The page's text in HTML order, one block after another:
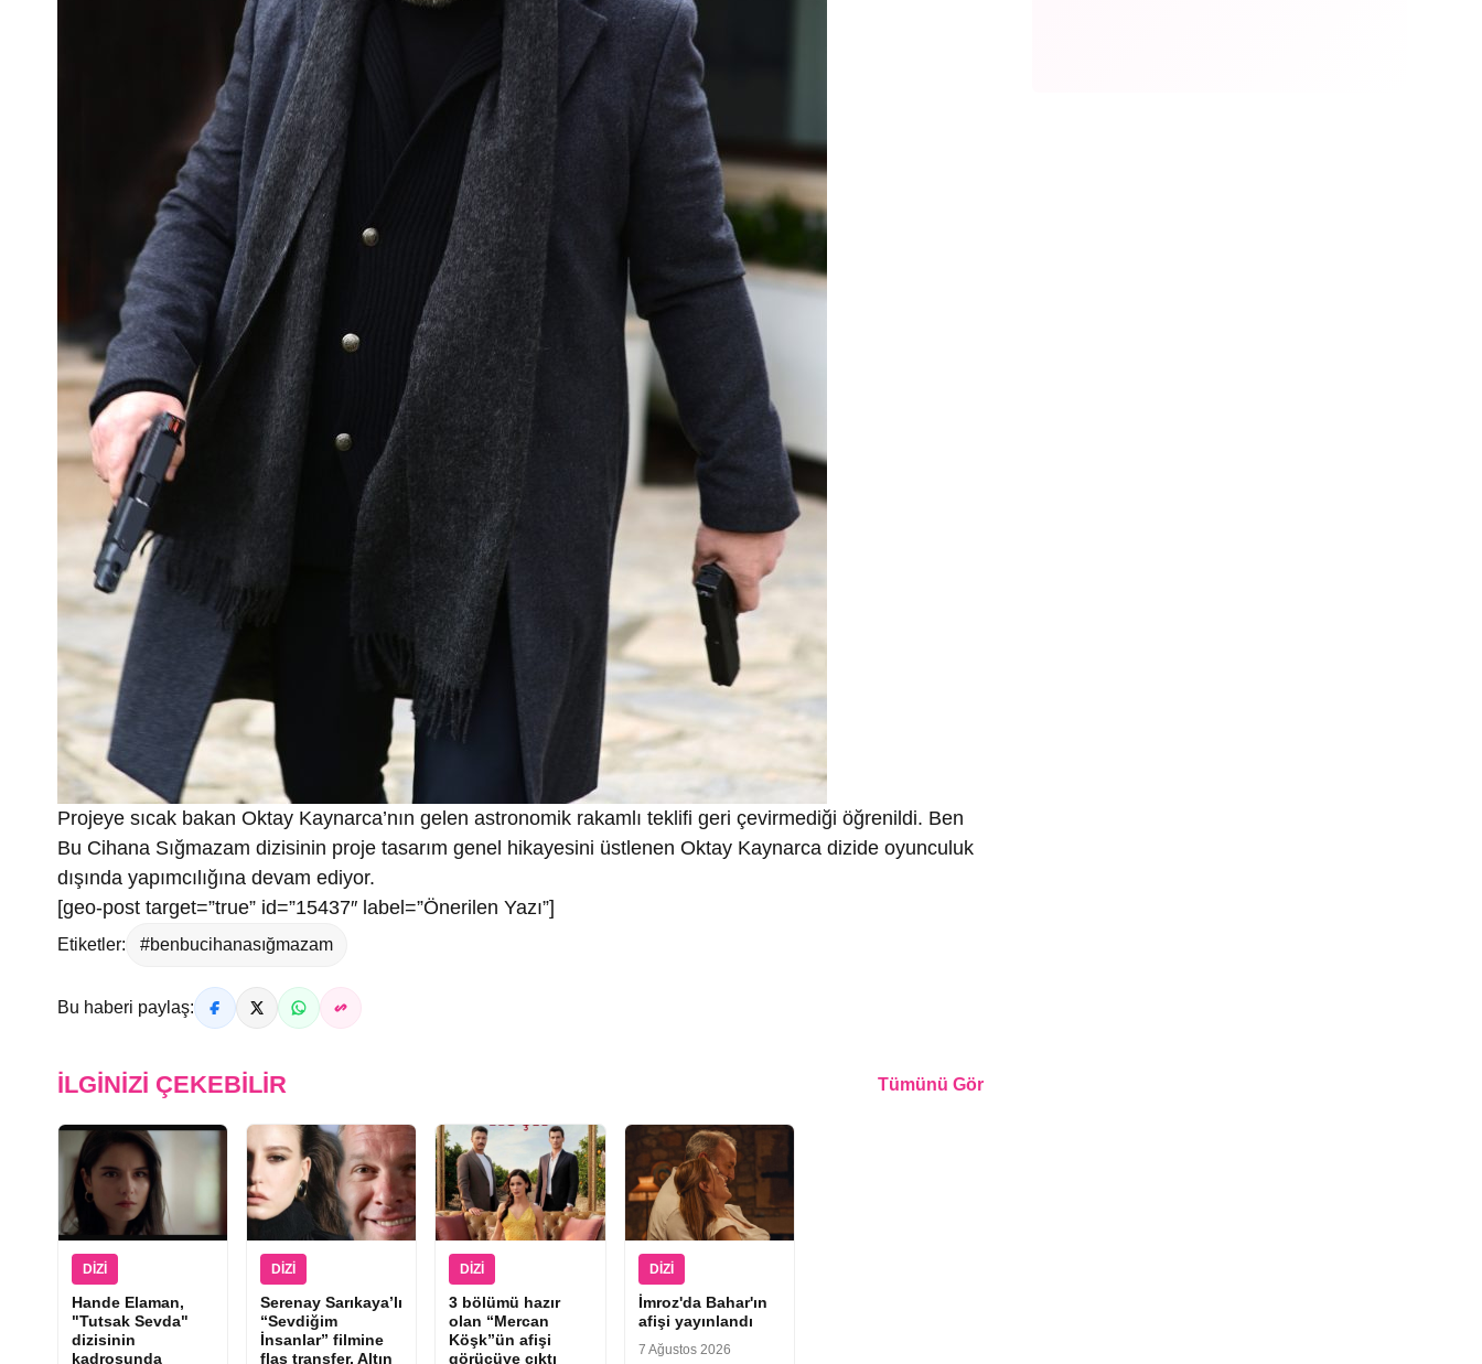
Projeye sıcak bakan Oktay Kaynarca’nın gelen astronomik rakamlı teklifi geri çevirmediği öğrenildi. Ben
Bu Cihana Sığmazam dizisinin proje tasarım genel hikayesini üstlenen Oktay Kaynarca dizide oyunculuk
dışında yapımcılığına devam ediyor.
[geo-post target=”true” id=”15437″ label=”Önerilen Yazı”]
Etiketler: #benbucihanasığmazam
Bu haberi paylaş:
İLGINIZI ÇEKEBILIR Tümünü Gör
DIZI
Hande Elaman,
"Tutsak Sevda"
dizisinin
kadrosunda
DIZI
Serenay Sarıkaya’lı
“Sevdiğim
İnsanlar” filmine
flaş transfer, Altın
DIZI
3 bölümü hazır
olan “Mercan
Köşk”ün afişi
görücüye çıktı
DIZI
İmroz'da Bahar'ın
afişi yayınlandı
7 Ağustos 2026